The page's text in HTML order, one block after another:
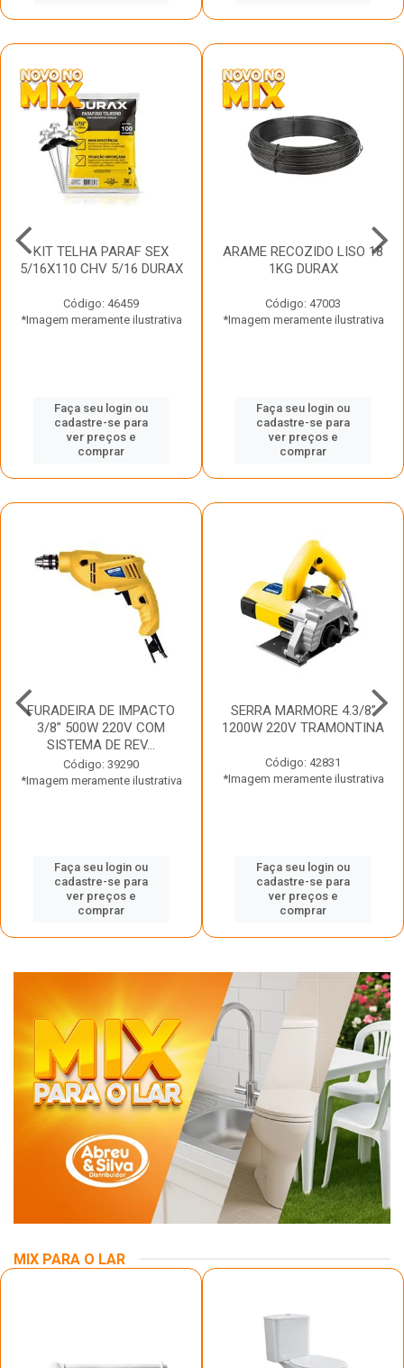
KIT TELHA PARAF SEX
5/16X110 CHV 5/16 DURAX
Código: 46459
*Imagem meramente ilustrativa
Faça seu login ou
cadastre-se para
ver preços e
comprar
ARAME RECOZIDO LISO 18
1KG DURAX
Código: 47003
*Imagem meramente ilustrativa
Faça seu login ou
cadastre-se para
ver preços e
comprar
FURADEIRA DE IMPACTO
3/8” 500W 220V COM
SISTEMA DE REV...
Código: 39290
*Imagem meramente ilustrativa
Faça seu login ou
cadastre-se para
ver preços e
comprar
SERRA MARMORE 4.3/8”
1200W 220V TRAMONTINA
Código: 42831
*Imagem meramente ilustrativa
Faça seu login ou
cadastre-se para
ver preços e
comprar
MIX PARA O LAR